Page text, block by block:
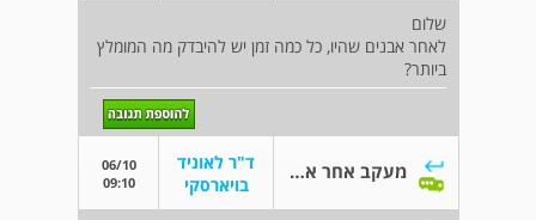
שלום
לאחר אבנים שהיו, כל כמה זמן יש להיבדק מה המומלץ
ביותר?
מעקב אחר אבנים
ד"ר לאוניד
בויארסקי
06/10
09:10